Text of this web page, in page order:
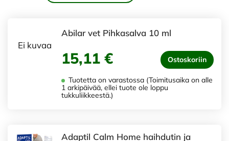
Ei kuvaa
Abilar vet Pihkasalva 10 ml
15,11 € Ostoskoriin
Tuotetta on varastossa (Toimitusaika on alle
1 arkipäivää, ellei tuote ole loppu
tukkuliikkeestä.)
Adaptil Calm Home haihdutin ja